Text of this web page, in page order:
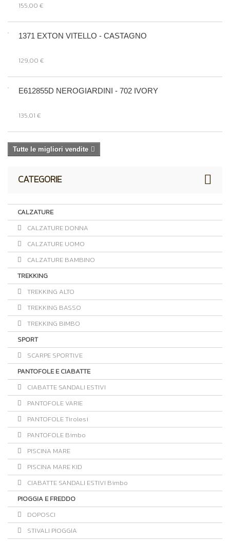
155,00 €
1371 EXTON VITELLO - CASTAGNO
129,00 €
E612855D NEROGIARDINI - 702 IVORY
135,01 €
Tutte le migliori vendite
CATEGORIE
CALZATURE
CALZATURE DONNA
CALZATURE UOMO
CALZATURE BAMBINO
TREKKING
TREKKING ALTO
TREKKING BASSO
TREKKING BIMBO
SPORT
SCARPE SPORTIVE
PANTOFOLE E CIABATTE
CIABATTE SANDALI ESTIVI
PANTOFOLE VARIE
PANTOFOLE Tirolesi
PANTOFOLE Bimbo
PISCINA MARE
PISCINA MARE KID
CIABATTE SANDALI ESTIVI Bimbo
PIOGGIA E FREDDO
DOPOSCI
STIVALI PIOGGIA